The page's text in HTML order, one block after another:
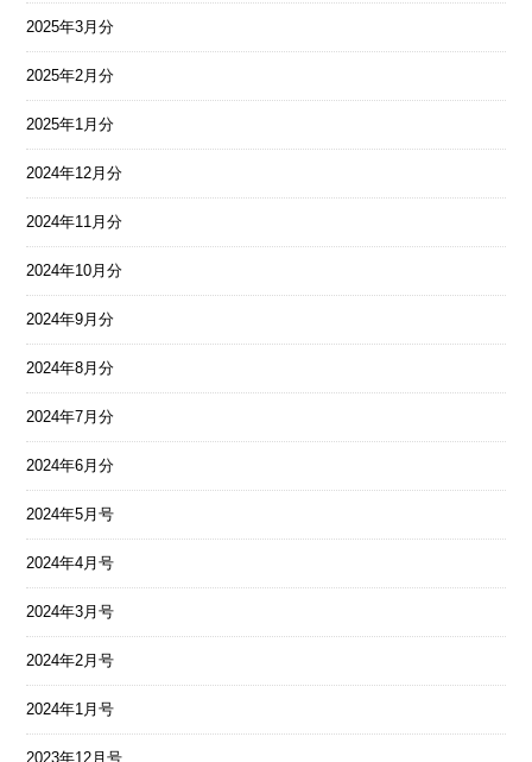
2025年3月分
2025年2月分
2025年1月分
2024年12月分
2024年11月分
2024年10月分
2024年9月分
2024年8月分
2024年7月分
2024年6月分
2024年5月号
2024年4月号
2024年3月号
2024年2月号
2024年1月号
2023年12月号